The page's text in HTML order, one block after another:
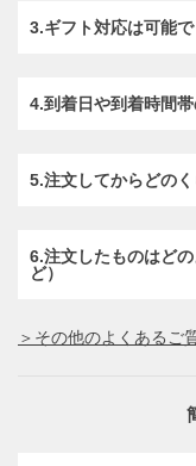
3.ギフト対応は可能で
4.到着日や到着時間
5.注文してからどの
6.注文したものはど
ど）
＞その他のよくあるご